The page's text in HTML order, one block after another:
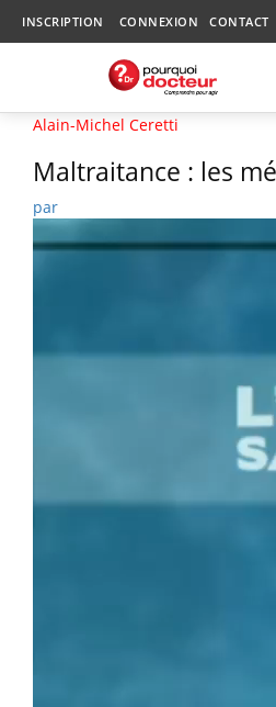
INSCRIPTION CONNEXION CONTACT
Alain-Michel Ceretti
Maltraitance : les
par